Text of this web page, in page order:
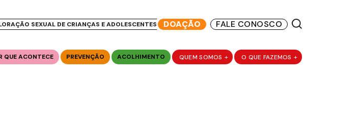
SEXUAL DE CRIANÇAS E ADOLESCENTES DOAÇÃO FALE CONOSCO
QUE ACONTECE PREVENÇÃO ACOLHIMENTO QUEM SOMOS + O QUE FAZEMOS +